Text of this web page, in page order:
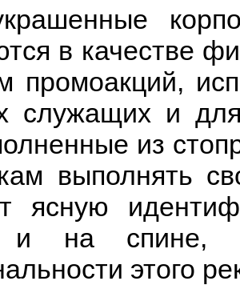
в качестве
промоакций,
служащих и
из
выполнять
ясную
и на спине,
этого